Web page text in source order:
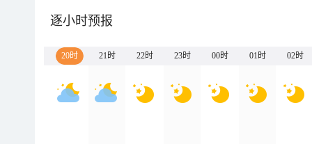
逐小时预报
20时 21时 22时 23时 00时 01时 02时